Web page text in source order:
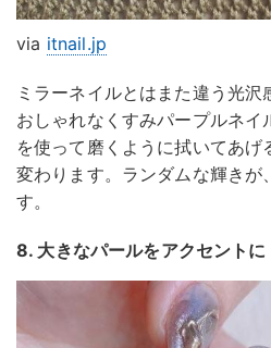
via itnail.jp
ミラーネイルとはまた違う光沢
おしゃれなくすみパープルネ
を使って磨くように拭いてあ
変わります。ランダムな輝きが
す。
8. 大きなパールをアクセントに